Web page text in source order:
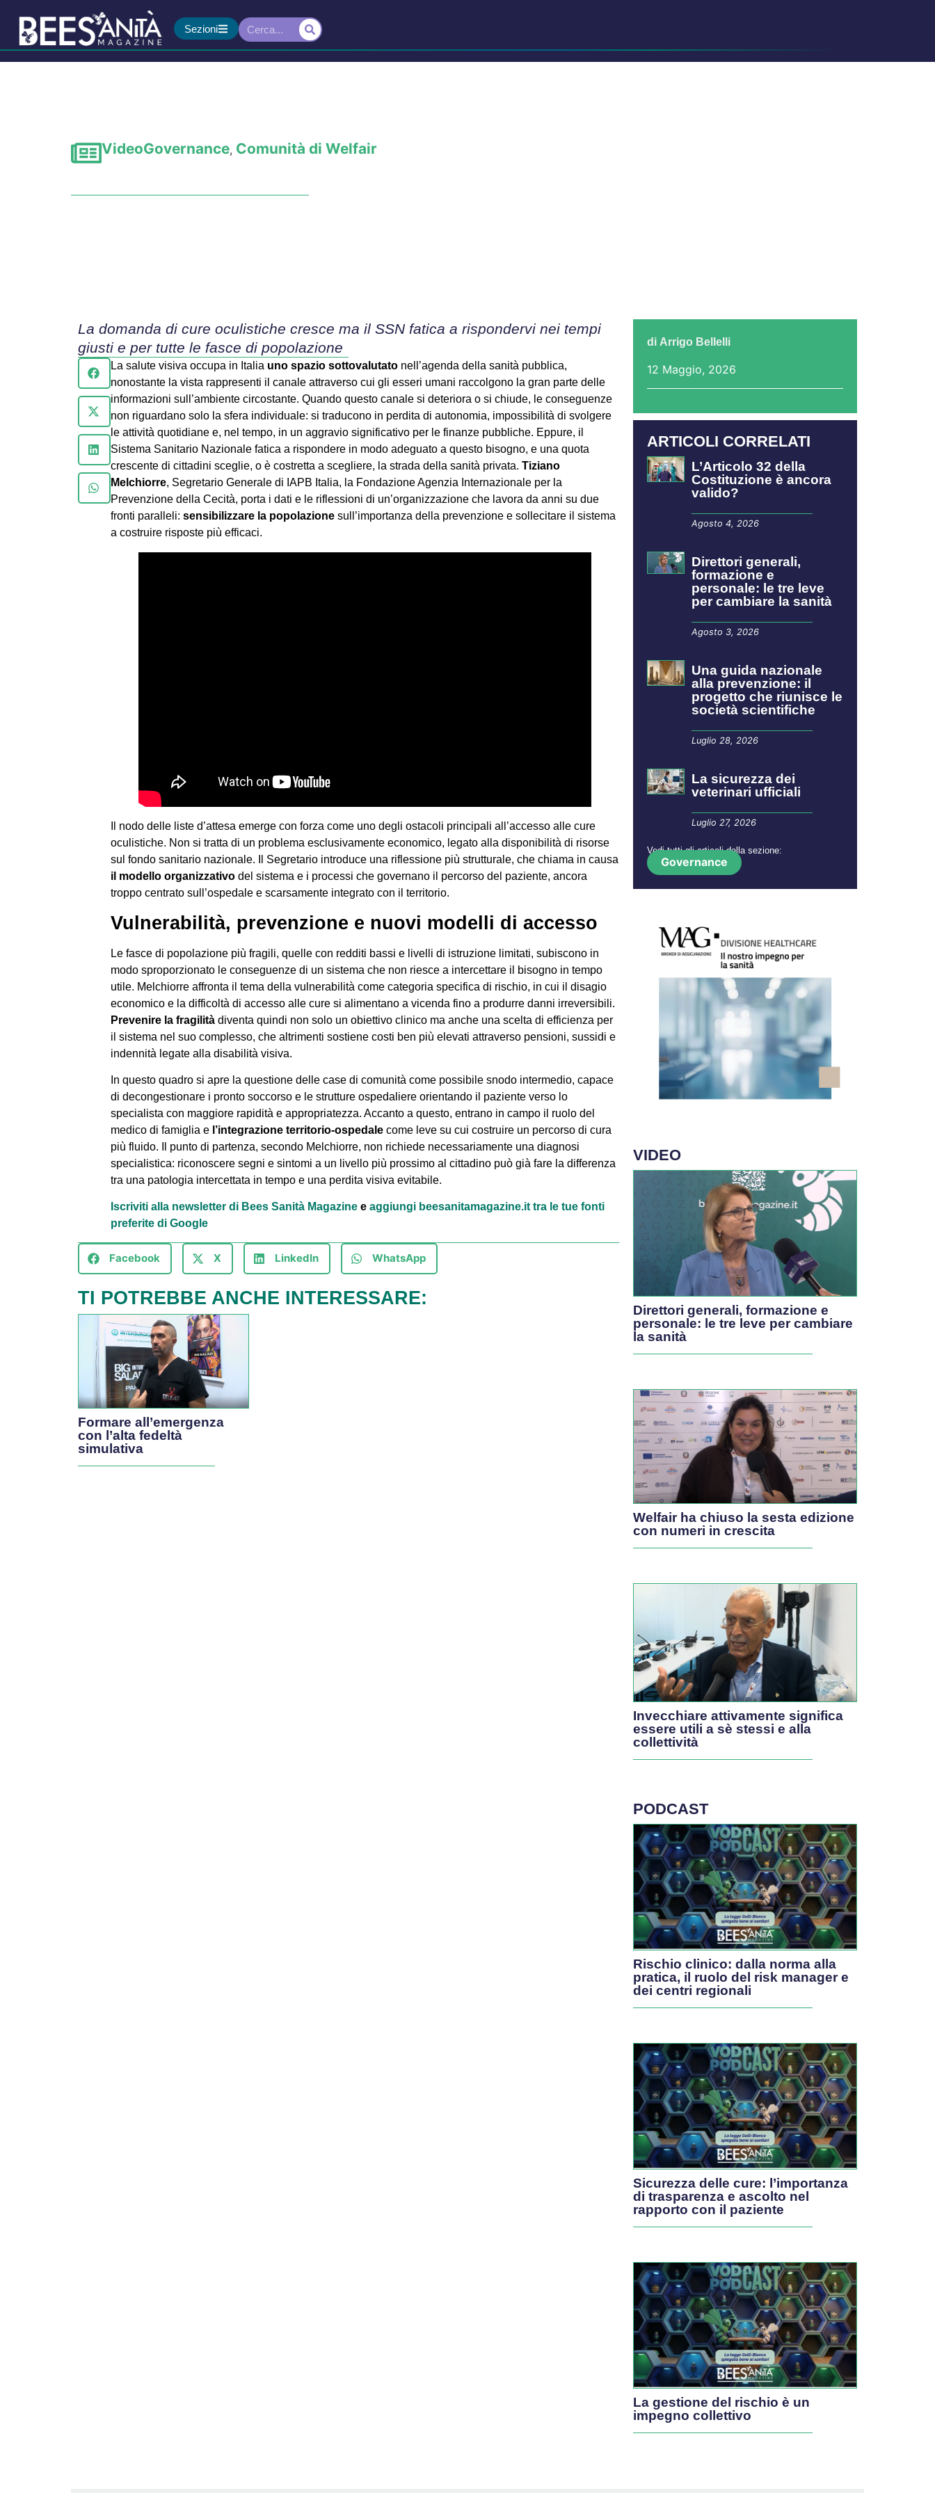
Sezioni
VideoGovernance, Comunità di Welfair
La domanda di cure oculistiche cresce ma il SSN fatica a rispondervi nei tempi
giusti e per tutte le fasce di popolazione
La salute visiva occupa in Italia uno spazio sottovalutatonell’agenda della sanità pubblica,
nonostante la vista rappresenti il canale attraverso cui gli esseri umani raccolgono la gran parte delle
informazioni sull’ambiente circostante. Quando questo canale si deteriora o si chiude, le conseguenze
non riguardano solo la sfera individuale: si traducono in perdita di autonomia, impossibilità di svolgere
le attività quotidiane e, nel tempo, in un aggravio significativo per le finanze pubbliche. Eppure, il
Sistema Sanitario Nazionale fatica a rispondere in modo adeguato a questo bisogno, e una quota
crescente di cittadini sceglie, o è costretta a scegliere, la strada della sanità privata. Tiziano
Melchiorre, Segretario Generale di IAPB Italia, la Fondazione Agenzia Internazionale per la
Prevenzione della Cecità, porta i dati e le riflessioni di un’organizzazione che lavora da anni su due
fronti paralleli: sensibilizzare la popolazionesull’importanza della prevenzione e sollecitare il sistema
a costruire risposte più efficaci.
Il nodo delle liste d’attesa emerge con forza come uno degli ostacoli principali all’accesso alle cure
oculistiche. Non si tratta di un problema esclusivamente economico, legato alla disponibilità di risorse
sul fondo sanitario nazionale. Il Segretario introduce una riflessione più strutturale, che chiama in causa
il modello organizzativodel sistema e i processi che governano il percorso del paziente, ancora
troppo centrato sull’ospedale e scarsamente integrato con il territorio.
Vulnerabilità, prevenzione e nuovi modelli di accesso
Le fasce di popolazione più fragili, quelle con redditi bassi e livelli di istruzione limitati, subiscono in
modo sproporzionato le conseguenze di un sistema che non riesce a intercettare il bisogno in tempo
utile. Melchiorre affronta il tema della vulnerabilità come categoria specifica di rischio, in cui il disagio
economico e la difficoltà di accesso alle cure si alimentano a vicenda fino a produrre danni irreversibili.
Prevenire la fragilitàdiventa quindi non solo un obiettivo clinico ma anche una scelta di efficienza per
il sistema nel suo complesso, che altrimenti sostiene costi ben più elevati attraverso pensioni, sussidi e
indennità legate alla disabilità visiva.
In questo quadro si apre la questione delle case di comunità come possibile snodo intermedio, capace
di decongestionare i pronto soccorso e le strutture ospedaliere orientando il paziente verso lo
specialista con maggiore rapidità e appropriatezza. Accanto a questo, entrano in campo il ruolo del
medico di famiglia e l’integrazione territorio-ospedalecome leve su cui costruire un percorso di cura
più fluido. Il punto di partenza, secondo Melchiorre, non richiede necessariamente una diagnosi
specialistica: riconoscere segni e sintomi a un livello più prossimo al cittadino può già fare la differenza
tra una patologia intercettata in tempo e una perdita visiva evitabile.
Iscriviti alla newsletter di Bees Sanità Magazinee aggiungi beesanitamagazine.it tra le tue fonti
preferite di Google
Facebook X LinkedIn WhatsApp
TI POTREBBE ANCHE INTERESSARE:
Formare all’emergenza
con l’alta fedeltà
simulativa
di Arrigo Bellelli
12 Maggio, 2026
ARTICOLI CORRELATI
L’Articolo 32 della
Costituzione è ancora
valido?
Agosto 4, 2026
Direttori generali,
formazione e
personale: le tre leve
per cambiare la sanità
Agosto 3, 2026
​​​​Una guida nazionale
alla prevenzione: il
progetto che riunisce le
società scientifiche
Luglio 28, 2026
La sicurezza dei
veterinari ufficiali
Luglio 27, 2026
Vedi tutti gli articoli della sezione:
Governance
VIDEO
Direttori generali, formazione e
personale: le tre leve per cambiare
la sanità
Welfair ha chiuso la sesta edizione
con numeri in crescita
Invecchiare attivamente significa
essere utili a sè stessi e alla
collettività
PODCAST
Rischio clinico: dalla norma alla
pratica, il ruolo del risk manager e
dei centri regionali
Sicurezza delle cure: l’importanza
di trasparenza e ascolto nel
rapporto con il paziente
La gestione del rischio è un
impegno collettivo